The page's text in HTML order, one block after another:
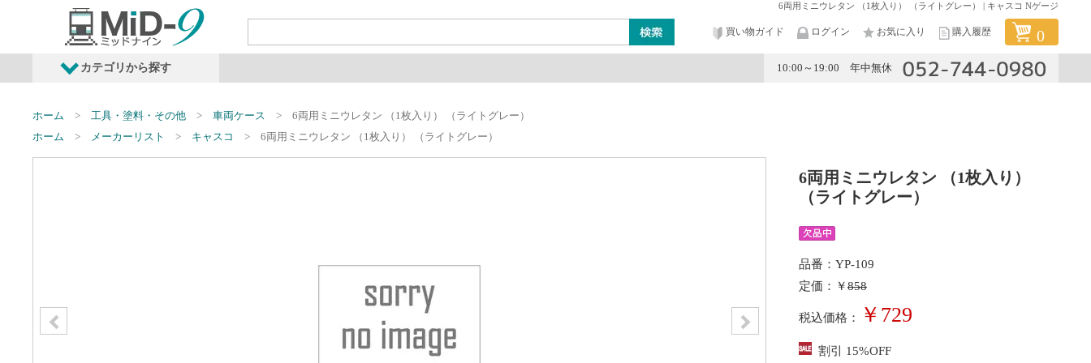
6両用ミニウレタン （1枚入り） （ライトグレー） | キャスコ Nゲージ
買い物ガイド ログイン お気に入り 購入履歴 0
カテゴリから探す 10:00～19:00 年中無休
発売予定商品 鉄道車両・オプション レイアウト・ジオラマ類
ホーム 工具・塗料・その他 車両ケース
6両用ミニウレタン （1枚入り） （ライトグレー）
ホーム
メーカーリスト キャスコ 6両用ミニウレタン （1枚入り） （ライトグレー）
6両用ミニウレタン （1枚入り）
（ライトグレー）
品番：YP-109
定価：￥858
税込価格： ￥729
割引 15%OFF